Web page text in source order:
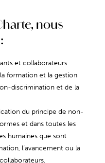
nous
et collaborateurs
formation et la gestion
discrimination et de la
du principe de non-
et dans toutes les
humaines que sont
l’avancement ou la